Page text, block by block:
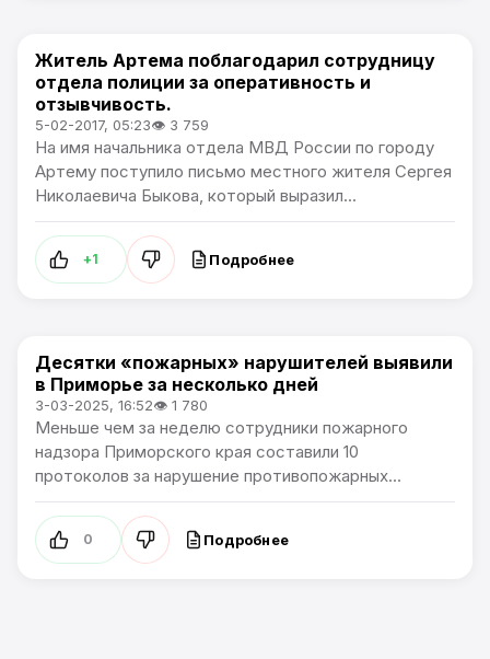
Общество
Житель Артема поблагодарил сотрудницу
отдела полиции за оперативность и
отзывчивость.
5-02-2017, 05:23👁 3 759
На имя начальника отдела МВД России по городу
Артему поступило письмо местного жителя Сергея
Николаевича Быкова, который выразил...
+1 Подробнее
Общество
Десятки «пожарных» нарушителей выявили
в Приморье за несколько дней
3-03-2025, 16:52👁 1 780
Меньше чем за неделю сотрудники пожарного
надзора Приморского края составили 10
протоколов за нарушение противопожарных...
0 Подробнее